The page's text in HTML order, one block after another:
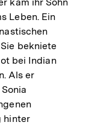
Leben. Ein
bekniete
bei Indian
Als er
hinter